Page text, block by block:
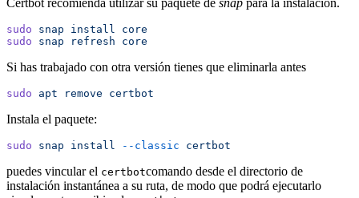
sudo snap install
core
sudo snap refresh core
Si has trabajado con otra versión tienes que eliminarla antes
sudo apt remove certbot
Instala el paquete:
sudo snap install --classic certbot
puedes vincular el certbotcomando desde el directorio de
instalación instantánea a su ruta, de modo que podrá ejecutarlo